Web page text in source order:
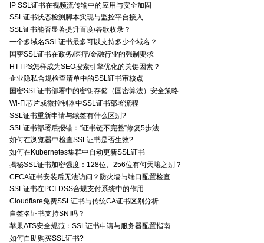
IP SSL证书在视频流传输中的应用与安全加固
SSL证书状态检测脚本实现与监控平台接入
SSL证书能否显著提升百度/谷歌收录？
一个多域名SSL证书最多可以支持多少个域名？
国密SSL证书在政务/医疗/金融行业的强制要求
HTTPS怎样成为SEO搜索引擎优化的关键因素？
企业隐私合规检查清单中的SSL证书审核点
国密SSL证书部署中的密钥存储（国密算法）安全策略
Wi-Fi芯片或微控制器中SSL证书部署流程
SSL证书重新申请与续签有什么区别?
SSL证书部署后报错：“证书链不完整”修复5步法
如何在浏览器中检查SSL证书是否生效?
如何在Kubernetes集群中自动更新SSL证书
揭秘SSL证书加密强度：128位、256位有何天壤之别？
CFCA证书安装后无法访问？防火墙与端口配置检查
SSL证书在PCI-DSS合规支付系统中的作用
Cloudflare免费SSL证书与传统CA证书区别分析
自签名证书支持SNI吗？
苹果ATS安全规范：SSL证书申请与服务器配置指南
如何自助购买SSL证书?